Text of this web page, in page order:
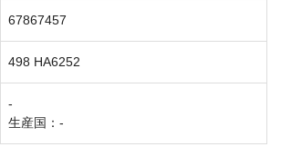
67867457
498 HA6252
-
生産国：-